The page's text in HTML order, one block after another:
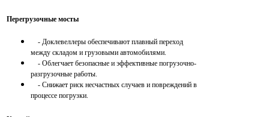
Перегрузочные мосты
- Доклевеллеры обеспечивают плавный переход
между складом и грузовыми автомобилями.
- Облегчает безопасные и эффективные погрузочно-
разгрузочные работы.
- Снижает риск несчастных случаев и повреждений в
процессе погрузки.